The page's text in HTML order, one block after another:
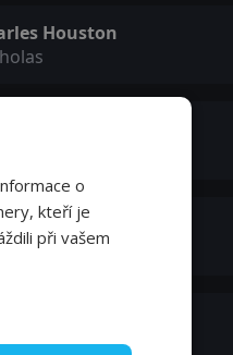
Houston
Brooks
Collins
Maclean
o
kteří je
při vašem